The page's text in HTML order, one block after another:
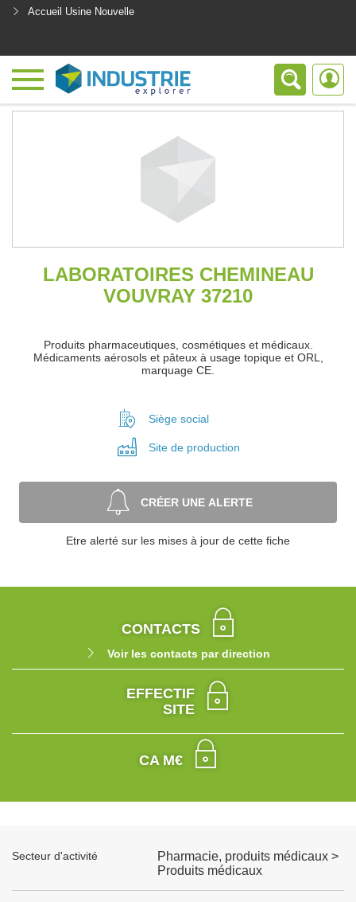
Accueil Usine Nouvelle
LABORATOIRES CHEMINEAU
VOUVRAY 37210
Produits pharmaceutiques, cosmétiques et médicaux.
Médicaments aérosols et pâteux à usage topique et ORL,
marquage CE.
Siège social
Site de production
CRÉER UNE ALERTE
Etre alerté sur les mises à jour de cette fiche
CONTACTS
Voir les contacts par direction
EFFECTIF
SITE
CA M€
Secteur d'activité
Pharmacie, produits médicaux >
Produits médicaux